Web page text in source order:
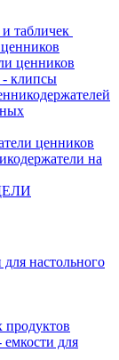
табличек
ценников
- клипсы
ценников
на
настольного
продуктов
для